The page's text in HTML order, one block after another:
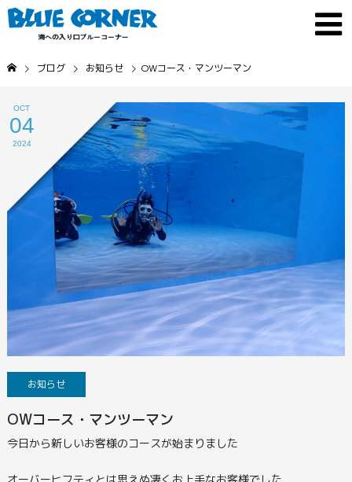
ブログ お知らせ OWコース・マンツーマン
OCT
04
2024
お知らせ
OWコース・マンツーマン
今日から新しいお客様のコースが始まりました